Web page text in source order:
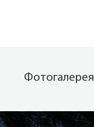
Фотогалерея